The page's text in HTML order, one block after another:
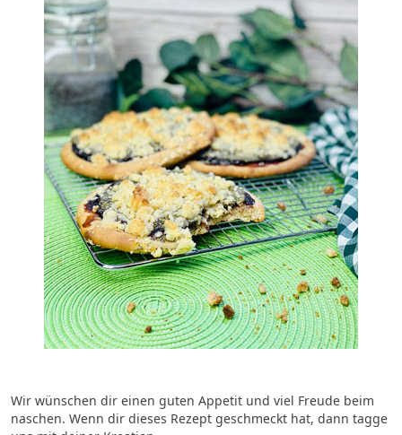
Wir wünschen dir einen guten Appetit und viel Freude beim
naschen. Wenn dir dieses Rezept geschmeckt hat, dann tagge